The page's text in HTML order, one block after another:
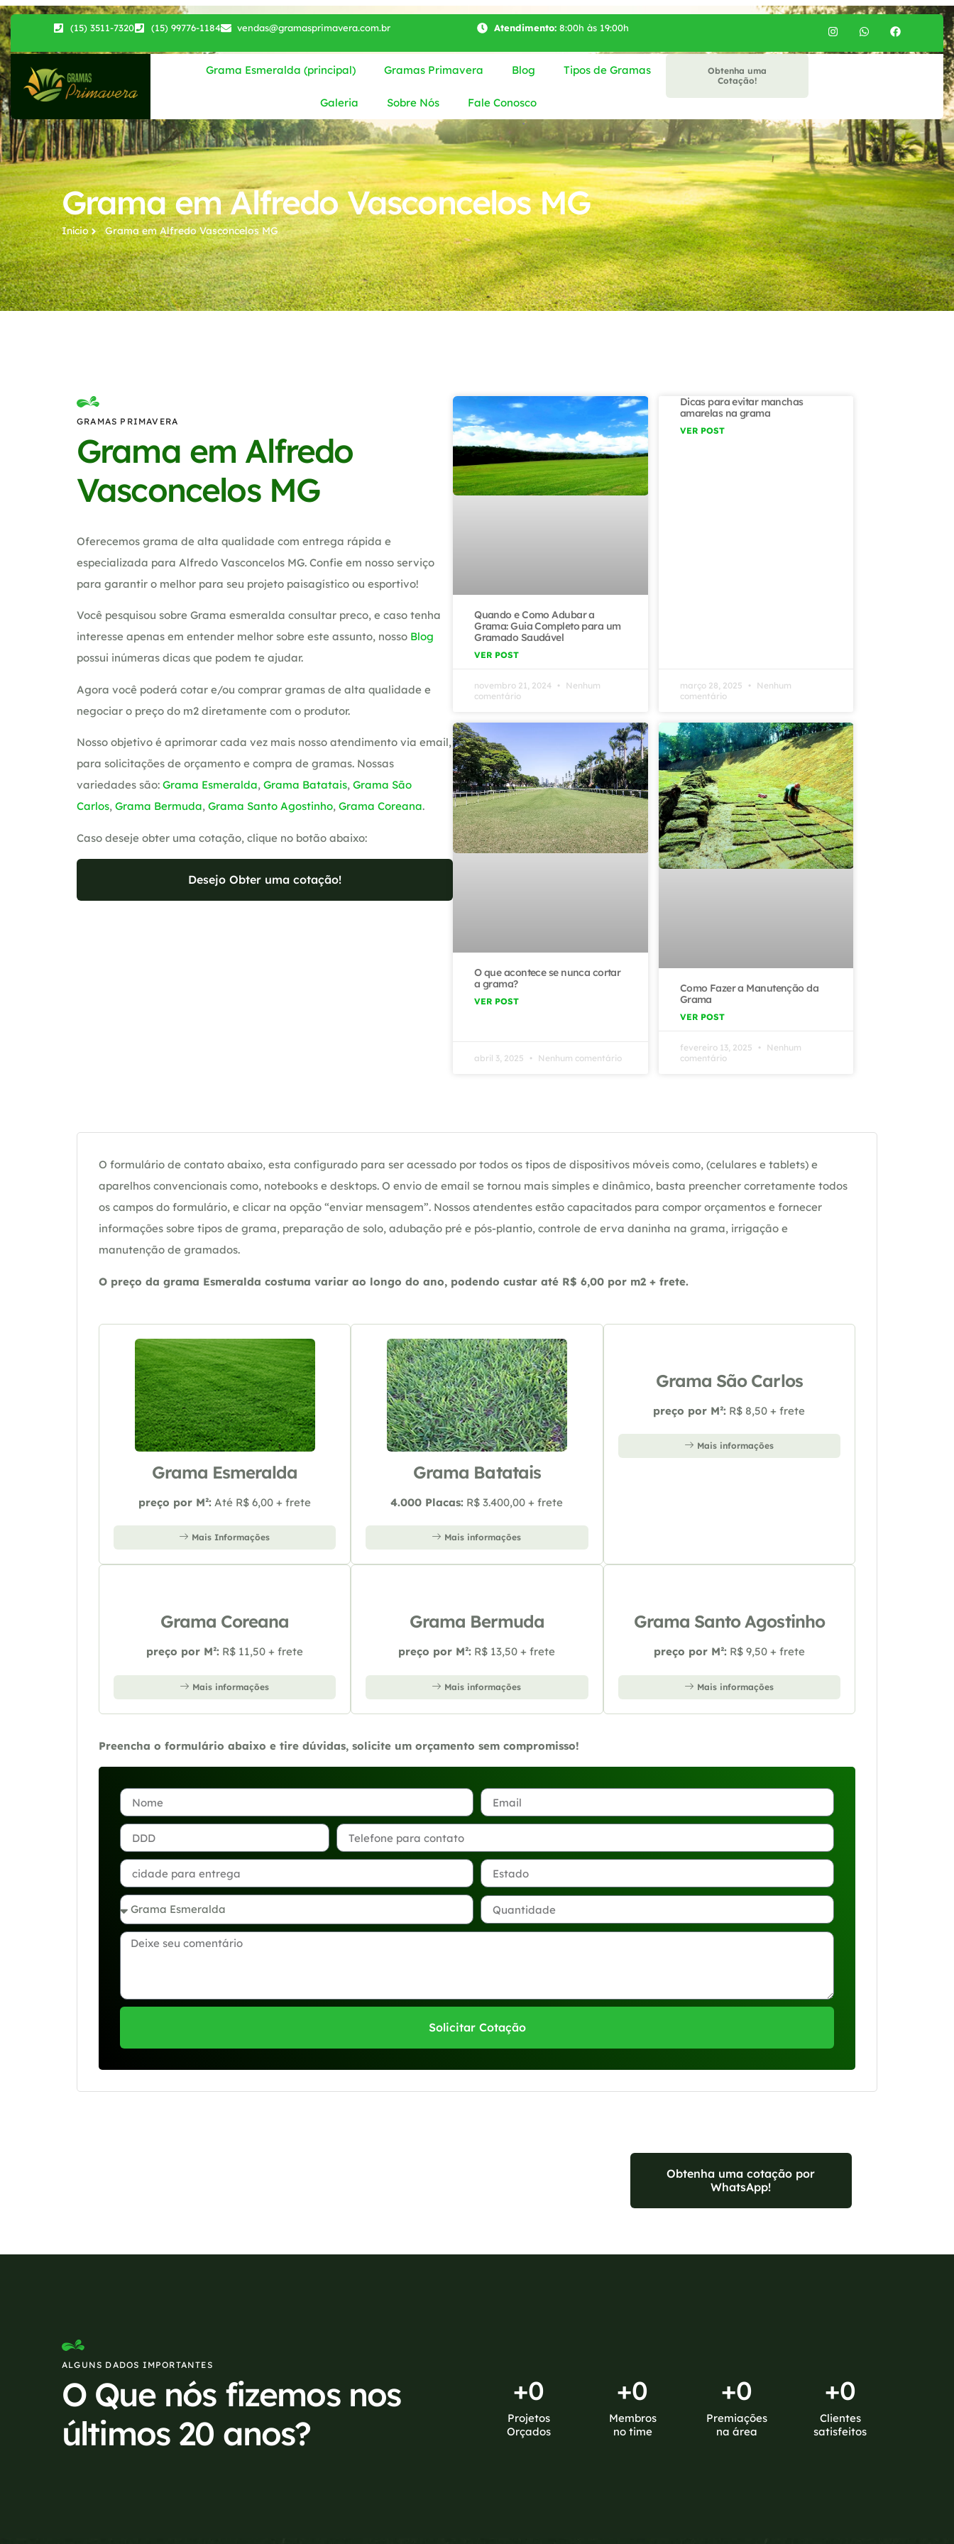
(15) 3511-7320 (15) 99776-1184 vendas@gramasprimavera.com.br Atendimento:8:00h às 19:00h
Grama Esmeralda (principal) Gramas Primavera Blog Tipos de Gramas
Galeria Sobre Nós Fale Conosco
Obtenha uma
Cotação!
Grama em Alfredo Vasconcelos MG
Início Grama em Alfredo Vasconcelos MG
GRAMAS PRIMAVERA
Grama em Alfredo
Vasconcelos MG
Oferecemos grama de alta qualidade com entrega rápida e
especializada para Alfredo Vasconcelos MG. Confie em nosso serviço
para garantir o melhor para seu projeto paisagístico ou esportivo!
Você pesquisou sobre Grama esmeralda consultar preco, e caso tenha
interesse apenas em entender melhor sobre este assunto, nosso Blog
possui inúmeras dicas que podem te ajudar.
Agora você poderá cotar e/ou comprar gramas de alta qualidade e
negociar o preço do m2 diretamente com o produtor.
Nosso objetivo é aprimorar cada vez mais nosso atendimento via email,
para solicitações de orçamento e compra de gramas. Nossas
variedades são: Grama Esmeralda, Grama Batatais, Grama São
Carlos, Grama Bermuda, Grama Santo Agostinho, Grama Coreana.
Caso deseje obter uma cotação, clique no botão abaixo:
Desejo Obter uma cotação!
Quando e Como Adubar a
Grama: Guia Completo para um
Gramado Saudável
VER POST
novembro 21, 2024
Nenhum
comentário
Dicas para evitar manchas
amarelas na grama
VER POST
março 28, 2025
Nenhum
comentário
O que acontece se nunca cortar
a grama?
VER POST
abril 3, 2025 Nenhum comentário
Como Fazer a Manutenção da
Grama
VER POST
fevereiro 13, 2025
Nenhum
comentário
O formulário de contato abaixo, esta configurado para ser acessado por todos os tipos de dispositivos móveis como, (celulares e tablets) e
aparelhos convencionais como, notebooks e desktops. O envio de email se tornou mais simples e dinâmico, basta preencher corretamente todos
os campos do formulário, e clicar na opção “enviar mensagem”. Nossos atendentes estão capacitados para compor orçamentos e fornecer
informações sobre tipos de grama, preparação de solo, adubação pré e pós-plantio, controle de erva daninha na grama, irrigação e
manutenção de gramados.
O preço da grama Esmeralda costuma variar ao longo do ano, podendo custar até R$ 6,00 por m2 + frete.
Grama Esmeralda
preço por M²: Até R$ 6,00 + frete
Mais Informações
Grama Batatais
4.000 Placas: R$ 3.400,00 + frete
Mais informações
Grama São Carlos
preço por M²: R$ 8,50 + frete
Mais informações
Grama Coreana
preço por M²: R$ 11,50 + frete
Mais informações
Grama Bermuda
preço por M²: R$ 13,50 + frete
Mais informações
Grama Santo Agostinho
preço por M²: R$ 9,50 + frete
Mais informações
Preencha o formulário abaixo e tire dúvidas, solicite um orçamento sem compromisso!
Solicitar Cotação
Obtenha uma cotação por
WhatsApp!
ALGUNS DADOS IMPORTANTES
O Que nós fizemos nos
últimos 20 anos?
+0
Projetos
Orçados
+0
Membros
no time
+0
Premiações
na área
+0
Clientes
satisfeitos